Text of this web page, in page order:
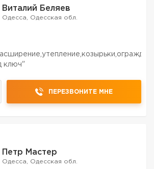
Виталий Беляев
Одесса, Одесская обл.
ключ"
ПЕРЕЗВОНИТЕ МНЕ
Петр Мастер
Одесса, Одесская обл.